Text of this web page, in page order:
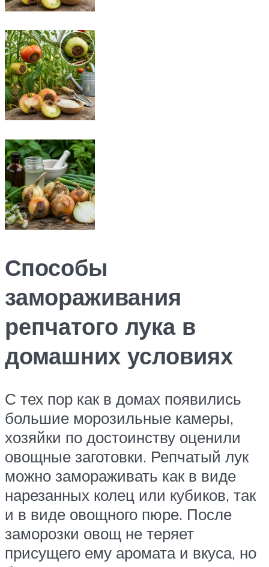
Способы
замораживания
репчатого лука в
домашних условиях
С тех пор как в домах появились
большие морозильные камеры,
хозяйки по достоинству оценили
овощные заготовки. Репчатый лук
можно замораживать как в виде
нарезанных колец или кубиков, так
и в виде овощного пюре. После
заморозки овощ не теряет
присущего ему аромата и вкуса, но